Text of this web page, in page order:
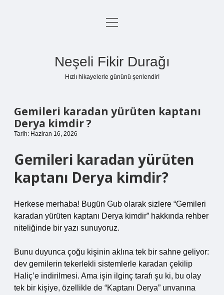
Anasayfa
menüyü
Neşeli Fikir Durağı
Hızlı hikayelerle gününü şenlendir!
Gemileri karadan yürüten kaptanı
Derya kimdir ?
Tarih: Haziran 16, 2026
Gemileri karadan yürüten
kaptanı Derya kimdir?
Herkese merhaba! Bugün Gub olarak sizlere “Gemileri
karadan yürüten kaptanı Derya kimdir” hakkında rehber
niteliğinde bir yazı sunuyoruz.
Bunu duyunca çoğu kişinin aklına tek bir sahne geliyor:
dev gemilerin tekerlekli sistemlerle karadan çekilip
Haliç’e indirilmesi. Ama işin ilginç tarafı şu ki, bu olay
tek bir kişiye, özellikle de “Kaptanı Derya” unvanına